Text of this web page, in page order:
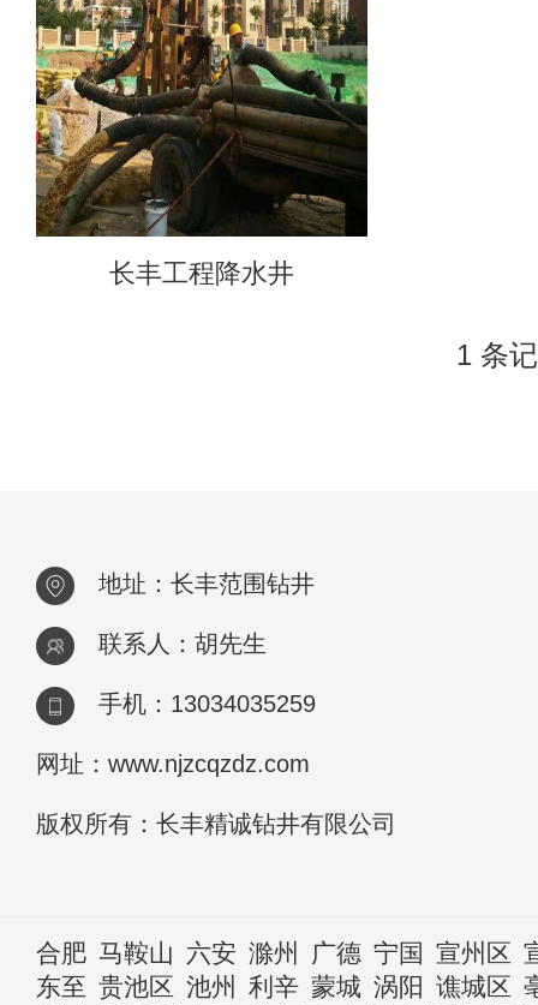
长丰工程降水井
1 条
地址：长丰范围钻井
联系人：胡先生
手机：13034035259
网址：www.njzcqzdz.com
版权所有：长丰精诚钻井有限公司
合肥 马鞍山 六安 滁州 广德 宁国 宣州区
东至 贵池区 池州 利辛 蒙城 涡阳 谯城区